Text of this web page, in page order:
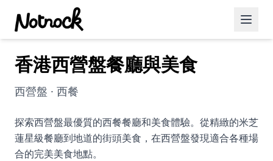
精選活動
博客文章
約會好去處
美食佳餚
香港西營盤餐廳與美食
西營盤 · 西餐
探索西營盤最優質的西餐餐廳和美食體驗。從精緻的米芝
蓮星級餐廳到地道的街頭美食，在西營盤發現適合各種場
合的完美美食地點。